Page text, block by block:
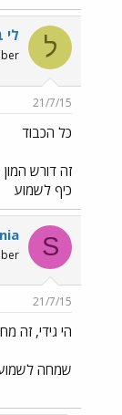
ל לי
21/7/15
כל הכבוד
זה דורש
כיף לשמוע
S
21/7/15
הי גידי, זה
שמחה